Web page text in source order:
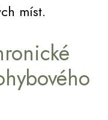
míst.